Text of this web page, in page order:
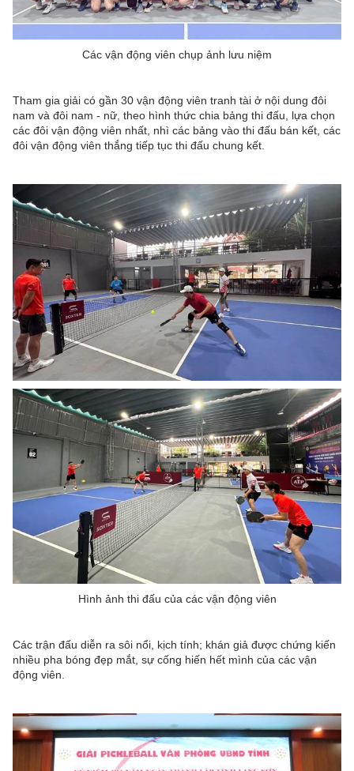
Các vận động viên chụp ảnh lưu niệm
Tham gia giải có gần 30 vận động viên tranh tài ở nội dung đôi
nam và đôi nam - nữ, theo hình thức chia bảng thi đấu, lựa chọn
các đôi vận động viên nhất, nhì các bảng vào thi đấu bán kết, các
đôi vận động viên thắng tiếp tục thi đấu chung kết.
Hình ảnh thi đấu của các vận động viên
Các trận đấu diễn ra sôi nổi, kịch tính; khán giả được chứng kiến
nhiều pha bóng đẹp mắt, sự cống hiến hết mình của các vận
động viên.